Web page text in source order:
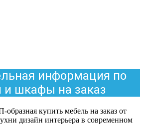
информация по
и шкафы на заказ